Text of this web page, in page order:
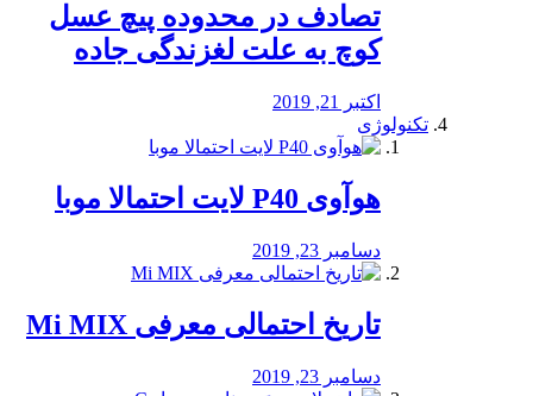
تصادف در محدوده پیچ عسل
کوچ به علت لغزندگی جاده
اکتبر 21, 2019
تکنولوژی
هوآوی P40 لایت احتمالا موبا
دسامبر 23, 2019
تاریخ احتمالی معرفی Mi MIX
دسامبر 23, 2019